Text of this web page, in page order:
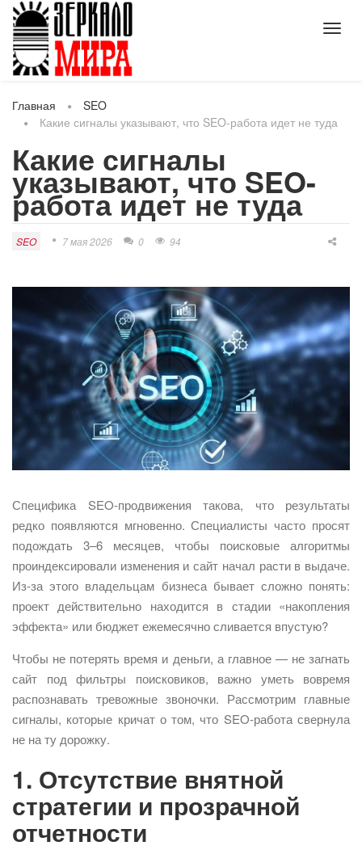
Главная
SEO
Какие сигналы указывают, что SEO-работа идет не туда
Какие сигналы
указывают, что SEO-
работа идет не туда
SEO 7 мая 2026 0 94
Специфика SEO-продвижения такова, что результаты
редко появляются мгновенно. Специалисты часто просят
подождать 3–6 месяцев, чтобы поисковые алгоритмы
проиндексировали изменения и сайт начал расти в выдаче.
Из-за этого владельцам бизнеса бывает сложно понять:
проект действительно находится в стадии «накопления
эффекта» или бюджет ежемесячно сливается впустую?
Чтобы не потерять время и деньги, а главное — не загнать
сайт под фильтры поисковиков, важно уметь вовремя
распознавать тревожные звоночки. Рассмотрим главные
сигналы, которые кричат о том, что SEO-работа свернула
не на ту дорожку.
1. Отсутствие внятной
стратегии и прозрачной
отчетности